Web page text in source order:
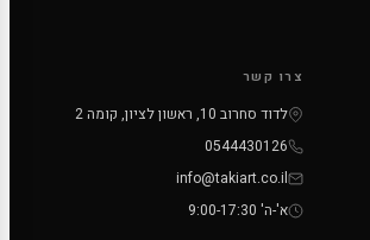
צרו קשר
לדוד סחרוב 10, ראשון לציון, קומה 2
0544430126
info@takiart.co.il
א'-ה' 9:00-17:30